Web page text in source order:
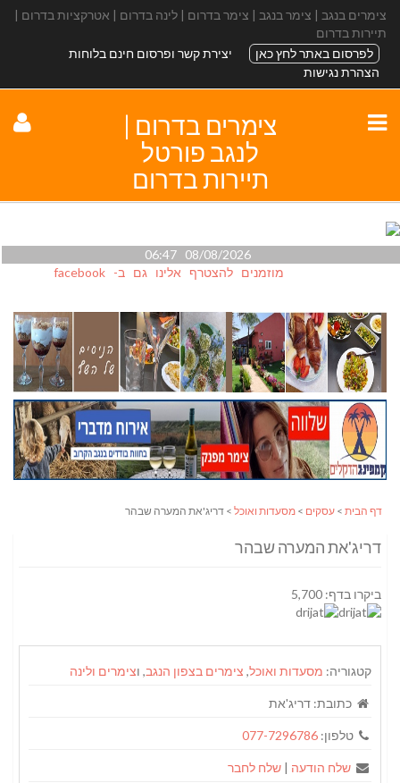
צימרים בנגב | צימר בנגב | צימר בדרום | לינה בדרום | אטרקציות בדרום |
תיירות בדרום
לפרסום באתר לחץ כאן
יצירת קשר ופרסום חינם בלוחות
הצהרת נגישות
צימרים בדרום |
לנגב פורטל
תיירות בדרום
08/08/2026 06:47
מוזמנים להצטרף אלינו גם ב- facebook
דף הבית > עסקים > מסעדות ואוכל > דריג'את המערה שבהר
דריג'את המערה שבהר
ביקרו בדף: 5,700
קטגוריה: מסעדות ואוכל, צימרים בצפון הנגב, וצימרים ולינה
כתובת: דריג'את
טלפון: 077-7296786
שלח הודעה | שלח לחבר